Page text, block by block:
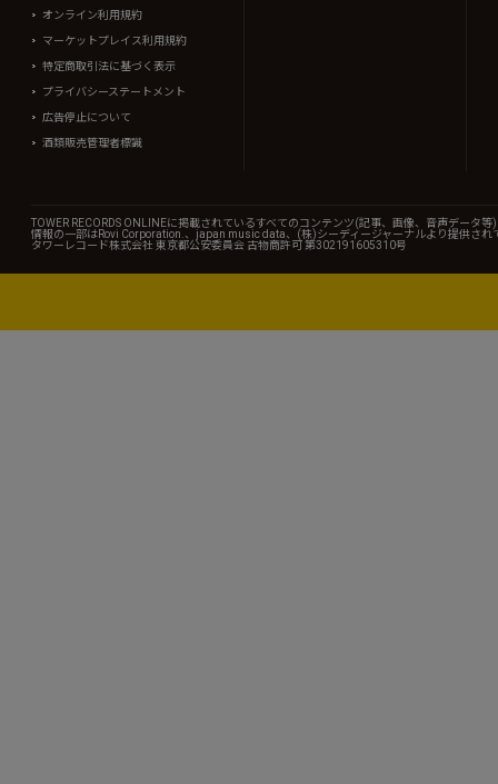
オンライン利用規約
マーケットプレイス利用規約
特定商取引法に基づく表示
プライバシーステートメント
広告停止について
酒類販売管理者標識
TOWER RECORDS ONLINEに掲載されているすべてのコンテンツ(記事、画像、音声データ
情報の一部はRovi Corporation.、japan music data、(株)シーディージャーナルより提供され
タワーレコード株式会社 東京都公安委員会 古物商許可 第302191605310号